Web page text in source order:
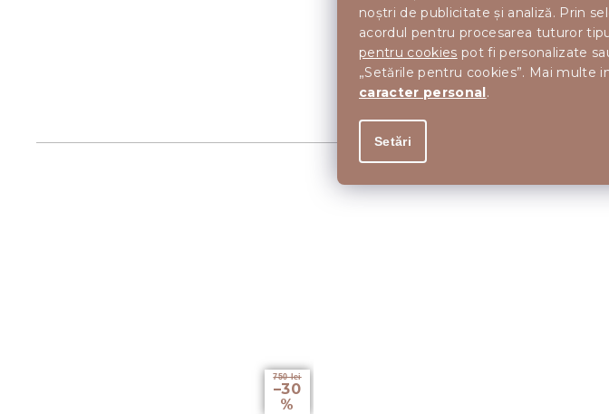
noștri de publicitate și analiză. Prin
acordul pentru procesarea tuturor
pentru cookies pot fi personalizate
„Setările pentru cookies”. Mai multe
caracter personal.
Setări
750 lei
–30
%